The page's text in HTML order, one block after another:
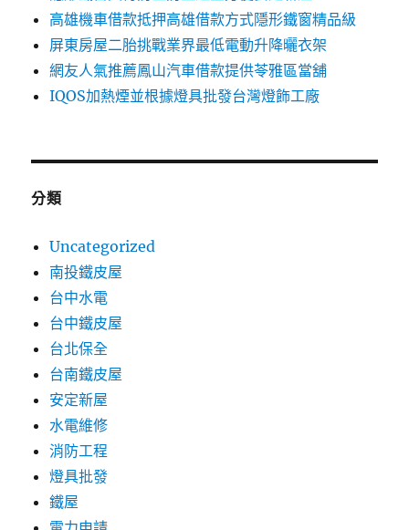
高雄機車借款抵押高雄借款方式隱形鐵窗精品級
屏東房屋二胎挑戰業界最低電動升降曬衣架
網友人氣推薦鳳山汽車借款提供苓雅區當舖
IQOS加熱煙並根據燈具批發台灣燈飾工廠
分類
Uncategorized
南投鐵皮屋
台中水電
台中鐵皮屋
台北保全
台南鐵皮屋
安定新屋
水電維修
消防工程
燈具批發
鐵屋